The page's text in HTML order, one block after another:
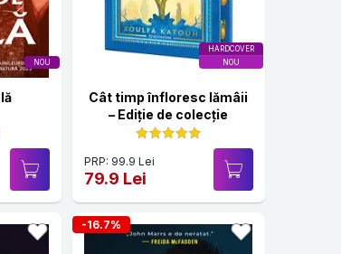
NOU
HARDCOVER
NOU
Cât timp înfloresc lămâii
– Ediție de colecție
PRP: 99.9 Lei
79.9 Lei
-16.7%